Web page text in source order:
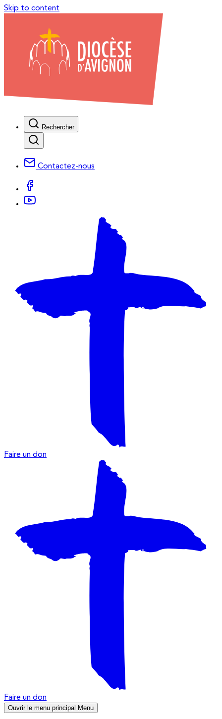
Skip to content
Rechercher
Contactez-nous
Faire un don
Faire un don
Ouvrir le menu principal Menu